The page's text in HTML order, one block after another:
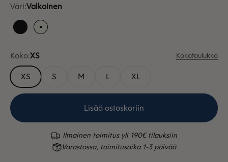
Väri:Valkoinen
MustaValkoinen
Koko:XS Kokotaulukko
XS S M L XL
Lisää ostoskoriin
Ilmainen toimitus yli 190€ tilauksiin
Varastossa, toimitusaika 1-3 päivää